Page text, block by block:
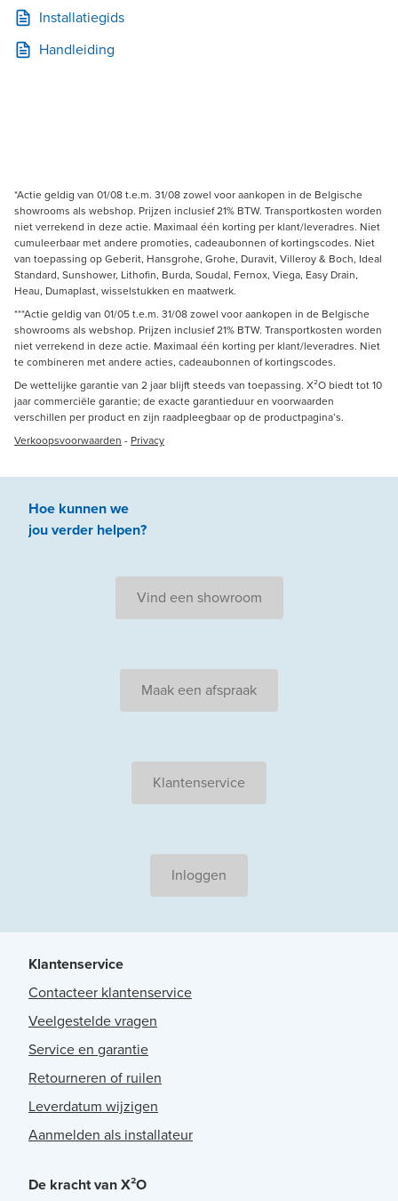
Installatiegids
Handleiding
*Actie geldig van 01/08 t.e.m. 31/08 zowel voor aankopen in de Belgische
showrooms als webshop. Prijzen inclusief 21% BTW. Transportkosten worden
niet verrekend in deze actie. Maximaal één korting per klant/leveradres. Niet
cumuleerbaar met andere promoties, cadeaubonnen of kortingscodes. Niet
van toepassing op Geberit, Hansgrohe, Grohe, Duravit, Villeroy & Boch, Ideal
Standard, Sunshower, Lithofin, Burda, Soudal, Fernox, Viega, Easy Drain,
Heau, Dumaplast, wisselstukken en maatwerk.
***Actie geldig van 01/05 t.e.m. 31/08 zowel voor aankopen in de Belgische
showrooms als webshop. Prijzen inclusief 21% BTW. Transportkosten worden
niet verrekend in deze actie. Maximaal één korting per klant/leveradres. Niet
te combineren met andere acties, cadeaubonnen of kortingscodes.
De wettelijke garantie van 2 jaar blijft steeds van toepassing. X²O biedt tot 10
jaar commerciële garantie; de exacte garantieduur en voorwaarden
verschillen per product en zijn raadpleegbaar op de productpagina’s.
Verkoopsvoorwaarden - Privacy
Hoe kunnen we
jouverder helpen?
Vind een showroom
Maak een afspraak
Klantenservice
Inloggen
Klantenservice
Contacteer klantenservice
Veelgestelde vragen
Service en garantie
Retourneren of ruilen
Leverdatum wijzigen
Aanmelden als installateur
De kracht van X²O